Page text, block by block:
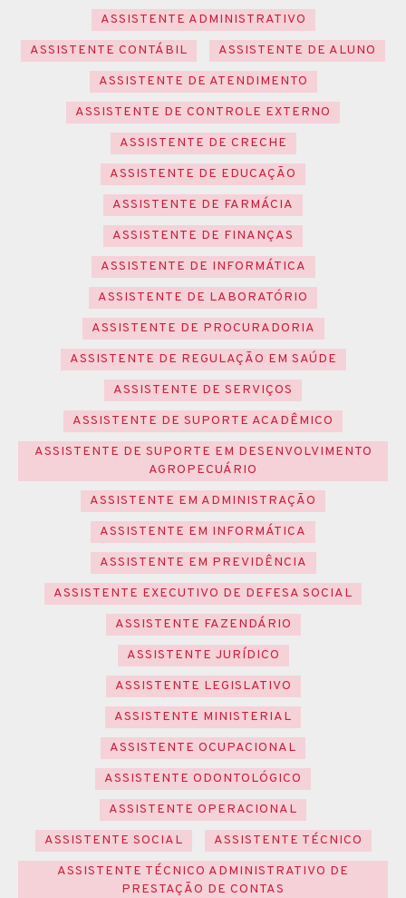
ASSISTENTE ADMINISTRATIVO
ASSISTENTE CONTÁBIL
ASSISTENTE DE ALUNO
ASSISTENTE DE ATENDIMENTO
ASSISTENTE DE CONTROLE EXTERNO
ASSISTENTE DE CRECHE
ASSISTENTE DE EDUCAÇÃO
ASSISTENTE DE FARMÁCIA
ASSISTENTE DE FINANÇAS
ASSISTENTE DE INFORMÁTICA
ASSISTENTE DE LABORATÓRIO
ASSISTENTE DE PROCURADORIA
ASSISTENTE DE REGULAÇÃO EM SAÚDE
ASSISTENTE DE SERVIÇOS
ASSISTENTE DE SUPORTE ACADÊMICO
ASSISTENTE DE SUPORTE EM DESENVOLVIMENTO
AGROPECUÁRIO
ASSISTENTE EM ADMINISTRAÇÃO
ASSISTENTE EM INFORMÁTICA
ASSISTENTE EM PREVIDÊNCIA
ASSISTENTE EXECUTIVO DE DEFESA SOCIAL
ASSISTENTE FAZENDÁRIO
ASSISTENTE JURÍDICO
ASSISTENTE LEGISLATIVO
ASSISTENTE MINISTERIAL
ASSISTENTE OCUPACIONAL
ASSISTENTE ODONTOLÓGICO
ASSISTENTE OPERACIONAL
ASSISTENTE SOCIAL
ASSISTENTE TÉCNICO
ASSISTENTE TÉCNICO ADMINISTRATIVO DE
PRESTAÇÃO DE CONTAS